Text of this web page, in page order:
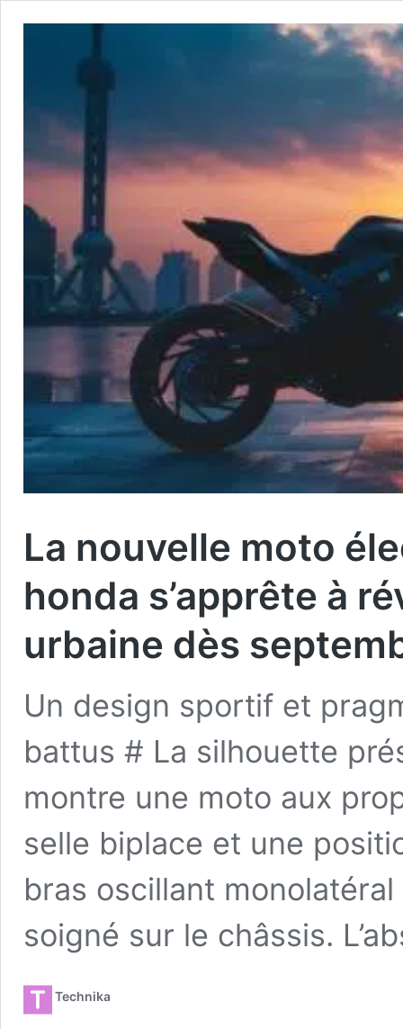
La nouvelle moto
honda s’apprête à
urbaine dès
Un design sportif et
battus # La silhouette
montre une moto aux
selle biplace et une
bras oscillant monolatéral
soigné sur le châssis.
Technika